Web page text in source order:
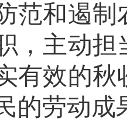
范和遏
，主动
有效的
的劳动成